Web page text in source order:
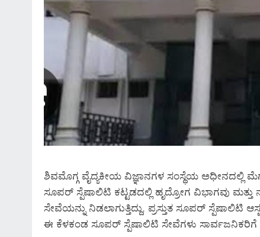
ಶಿವಮೊಗ್ಗ ವೈದ್ಯಕೀಯ ವಿಜ್ಞಾನಗಳ ಸಂಸ್ಥೆಯ ಅಧೀನದಲ್ಲಿ
ಸೂಪರ್ ಸ್ಪೆಷಾಲಿಟಿ ಕಟ್ಟಡದಲ್ಲಿ ಹೃದ್ರೋಗ ವಿಭಾಗವು
ಸೇವೆಯನ್ನು ನಿಡಲಾಗುತ್ತಿದ್ದು. ಪ್ರಸ್ತುತ ಸೂಪರ್ ಸ್ಪೆಷಾಲಿಟಿ
ಈ ಕೆಳಕಂಡ ಸೂಪರ್ ಸ್ಪೆಷಾಲಿಟಿ ಸೇವೆಗಳು ಸಾರ್ವಜನಿಕರಿಗೆ